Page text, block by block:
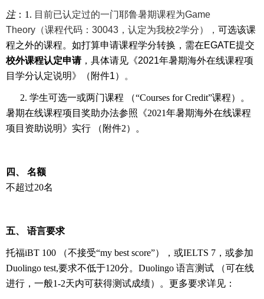
注： 1. 目前已认定过的一门耶鲁暑期课程为Game
Theory （课程代码： 30043 ，认定为我校2学分）， 可选该课
程之外的课程。如打算申请课程学分转换，需在EGATE提交
校外课程认定申请，具体请见 《2021年暑期海外在线课程项
目学分认定说明》（附件1） 。
2. 学生可选一或两门课程 （“Courses for Credit”课程）。
暑期在线课程项目奖助办法参照《2021年暑期海外在线课程
项目资助说明》实行 （附件2）。
四、 名额
不超过20名
五、 语言要求
托福iBT 100 （不接受“my best score”），或IELTS 7 ，或参加
Duolingo test,要求不低于120分。 Duolingo 语言测试 （可在线
进行，一般1-2天内可获得测试成绩）。更多要求详见：